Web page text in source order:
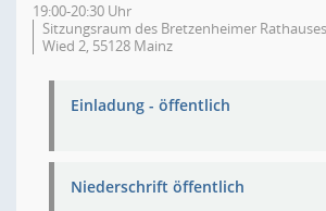
19:00-20:30 Uhr
Sitzungsraum des Bretzenheimer
Wied 2, 55128 Mainz
Einladung - öffentlich
Niederschrift öffentlich